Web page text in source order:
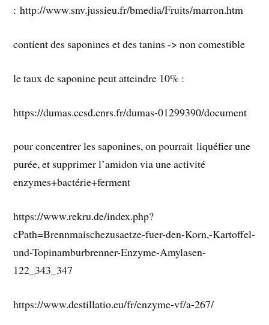
: http://www.snv.jussieu.fr/bmedia/Fruits/marron.htm
contient des saponines et des tanins -> non comestible
le taux de saponine peut atteindre 10% :
https://dumas.ccsd.cnrs.fr/dumas-01299390/document
pour concentrer les saponines, on pourrait liquéfier une
purée, et supprimer l’amidon via une activité
enzymes+bactérie+ferment
https://www.rekru.de/index.php?
cPath=Brennmaischezusaetze-fuer-den-Korn,-Kartoffel-
und-Topinamburbrenner-Enzyme-Amylasen-
122_343_347
https://www.destillatio.eu/fr/enzyme-vf/a-267/